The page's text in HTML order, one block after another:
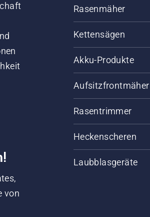
von
Rasenmäher
Kettensägen
Akku-Produkte
Aufsitzfrontmäher
Rasentrimmer
Heckenscheren
Laubblasgeräte